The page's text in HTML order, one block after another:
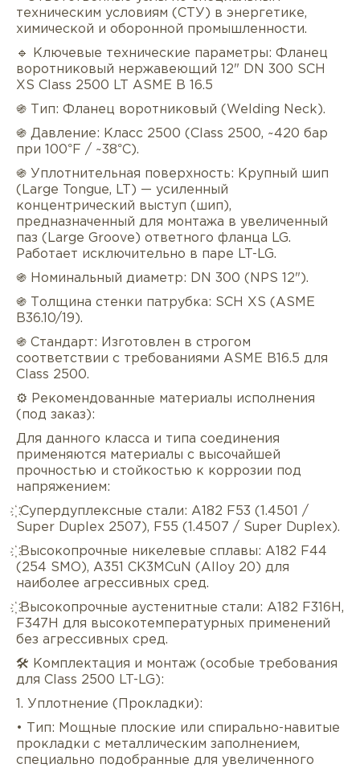
Услуги Оплата/доставка
техническим условиям (СТУ) в энергетике,
химической и оборонной промышленности.
🔹 Ключевые технические параметры: Фланец
воротниковый нержавеющий 12" DN 300 SCH
XS Class 2500 LT ASME B 16.5
֍ Тип: Фланец воротниковый (Welding Neck).
֍ Давление: Класс 2500 (Class 2500, ~420 бар
при 100°F / ~38°C).
֍ Уплотнительная поверхность: Крупный шип
(Large Tongue, LT) — усиленный
концентрический выступ (шип),
предназначенный для монтажа в увеличенный
паз (Large Groove) ответного фланца LG.
Работает исключительно в паре LT-LG.
֍ Номинальный диаметр: DN 300 (NPS 12").
֍ Толщина стенки патрубка: SCH XS (ASME
B36.10/19).
֍ Стандарт: Изготовлен в строгом
соответствии с требованиями ASME B16.5 для
Class 2500.
⚙️ Рекомендованные материалы исполнения
(под заказ):
Для данного класса и типа соединения
применяются материалы с высочайшей
прочностью и стойкостью к коррозии под
напряжением:
҉ Супердуплексные стали: A182 F53 (1.4501 /
Super Duplex 2507), F55 (1.4507 / Super Duplex).
҉ Высокопрочные никелевые сплавы: A182 F44
(254 SMO), A351 CK3MCuN (Alloy 20) для
наиболее агрессивных сред.
҉ Высокопрочные аустенитные стали: A182 F316H,
F347H для высокотемпературных применений
без агрессивных сред.
🛠️ Комплектация и монтаж (особые требования
для Class 2500 LT-LG):
1. Уплотнение (Прокладки):
• Тип: Мощные плоские или спирально-навитые
прокладки с металлическим заполнением,
специально подобранные для увеличенного